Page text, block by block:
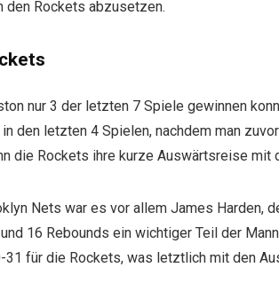
den Rockets abzusetzen.
nur 3 der letzten 7 Spiele gewinnen
den letzten 4 Spielen, nachdem man
die Rockets ihre kurze Auswärtsreise mit
Nets war es vor allem James Harden,
16 Rebounds ein wichtiger Teil der
31 für die Rockets, was letztlich mit den